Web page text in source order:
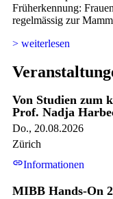
Früherkennung:
regelmässig zur
> weiterlesen
Von Studien zum
Prof. Nadja
Do., 20.08.2026
Zürich
linkInformationen
MIBB Hands-On